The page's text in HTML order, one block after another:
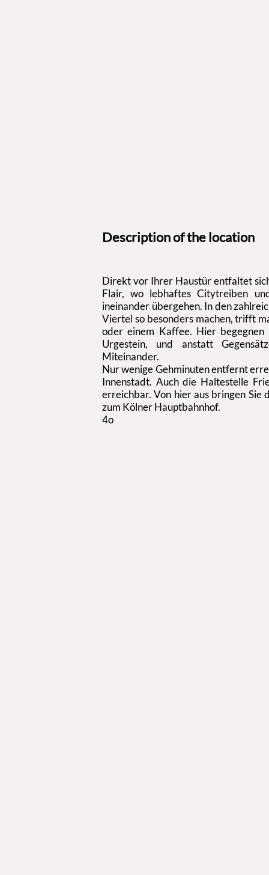
Description of the location
Direkt vor Ihrer Haustür entfaltet
Flair, wo lebhaftes Citytreiben
ineinander übergehen. In den
Viertel so besonders machen, trifft
oder einem Kaffee. Hier begegnen
Urgestein, und anstatt
Miteinander.
Nur wenige Gehminuten entfernt
Innenstadt. Auch die Haltestelle
erreichbar. Von hier aus bringen
zum Kölner Hauptbahnhof.
4o